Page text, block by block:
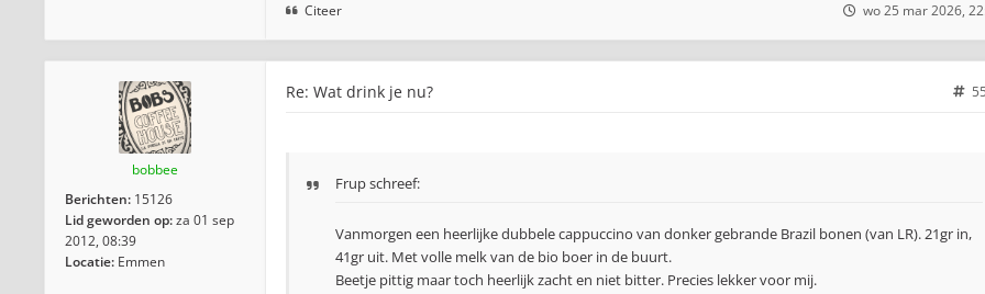
Citeer wo 25 mar 2026,
bobbee
Berichten: 15126
Lid geworden op:za 01 sep
2012, 08:39
Locatie: Emmen
Re: Wat drink je nu?
Frup schreef:
Vanmorgen een heerlijke dubbele cappuccino van donker gebrande Brazil bonen (van LR). 21gr in,
41gr uit. Met volle melk van de bio boer in de buurt.
Beetje pittig maar toch heerlijk zacht en niet bitter. Precies lekker voor mij.